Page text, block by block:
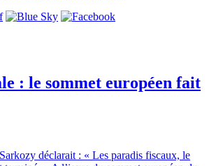
: le sommet européen fait
déclarait : « Les paradis fiscaux, le